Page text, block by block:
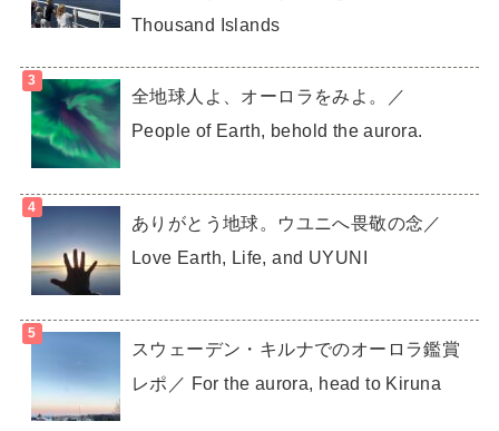
Thousand Islands
全地球人よ、オーロラをみよ。／
People of Earth, behold the aurora.
ありがとう地球。ウユニへ畏敬の念／
Love Earth, Life, and UYUNI
スウェーデン・キルナでのオーロラ鑑賞
レポ／ For the aurora, head to Kiruna